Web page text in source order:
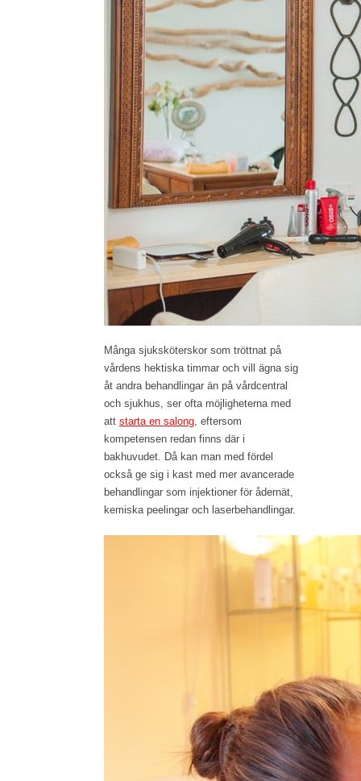
Många sjuksköterskor som tröttnat på
vårdens hektiska timmar och vill ägna sig
åt andra behandlingar än på vårdcentral
och sjukhus, ser ofta möjligheterna med
att starta en salong , eftersom
kompetensen redan finns där i
bakhuvudet. Då kan man med fördel
också ge sig i kast med mer avancerade
behandlingar som injektioner för ådernät,
kemiska peelingar och laserbehandlingar.